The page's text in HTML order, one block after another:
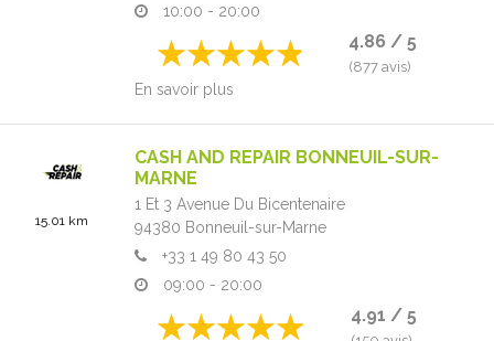
10:00 - 20:00
4.86 / 5
(877 avis)
En savoir plus
15.01 km
CASH AND REPAIR BONNEUIL-SUR-
MARNE
1 Et 3 Avenue Du Bicentenaire
94380 Bonneuil-sur-Marne
+33 1 49 80 43 50
09:00 - 20:00
4.91 / 5